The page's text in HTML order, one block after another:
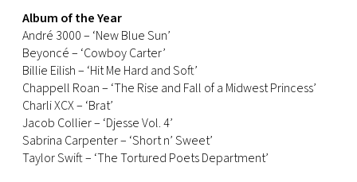
Album of the Year
André 3000 – ‘New Blue Sun’
Beyoncé – ‘Cowboy Carter’
Billie Eilish – ‘Hit Me Hard and Soft’
Chappell Roan – ‘The Rise and Fall of a Midwest Princess’
Charli XCX – ‘Brat’
Jacob Collier – ‘Djesse Vol. 4’
Sabrina Carpenter – ‘Short n’ Sweet’
Taylor Swift – ‘The Tortured Poets Department’